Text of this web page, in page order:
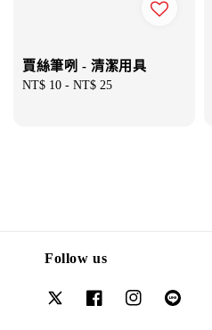
賈絲筆咧 - 清潔用具
Regular
NT$ 10 - NT$ 25
Follow us